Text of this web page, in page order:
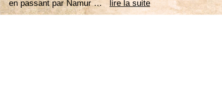
en passant par Namur … lire la suite